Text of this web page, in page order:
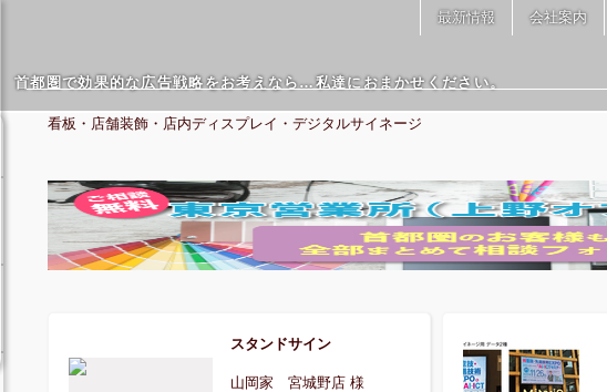
首都圏で効果的な広告戦略をお考えなら…私達におまかせください。
最新情報 会社案内
看板・店舗装飾・店内ディスプレイ・デジタルサイネージ
スタンドサイン
山岡家 宮城野店 様